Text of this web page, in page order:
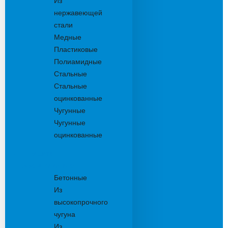
нержавеющей
стали
Медные
Пластиковые
Полиамидные
Стальные
Стальные
оцинкованные
Чугунные
Чугунные
оцинкованные
Бетонные
Из
высокопрочного
чугуна